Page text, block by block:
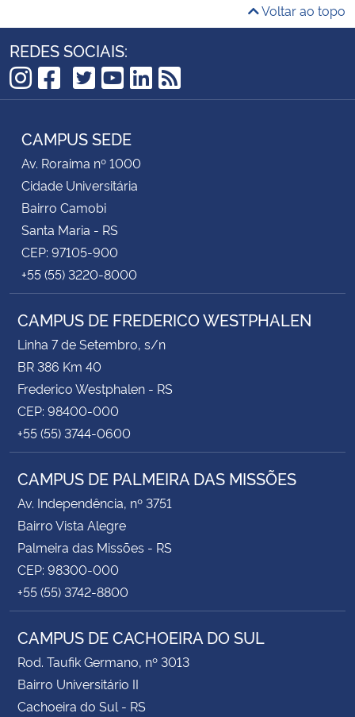
Voltar ao topo
REDES SOCIAIS:
Instagram
Facebook
TikTok
Twitter
YouTube
LinkedIn
RSS
CAMPUS SEDE
Av. Roraima nº 1000
Cidade Universitária
Bairro Camobi
Santa Maria - RS
CEP: 97105-900
+55 (55) 3220-8000
CAMPUS DE FREDERICO WESTPHALEN
Linha 7 de Setembro, s/n
BR 386 Km 40
Frederico Westphalen - RS
CEP: 98400-000
+55 (55) 3744-0600
CAMPUS DE PALMEIRA DAS MISSÕES
Av. Independência, nº 3751
Bairro Vista Alegre
Palmeira das Missões - RS
CEP: 98300-000
+55 (55) 3742-8800
CAMPUS DE CACHOEIRA DO SUL
Rod. Taufik Germano, nº 3013
Bairro Universitário II
Cachoeira do Sul - RS